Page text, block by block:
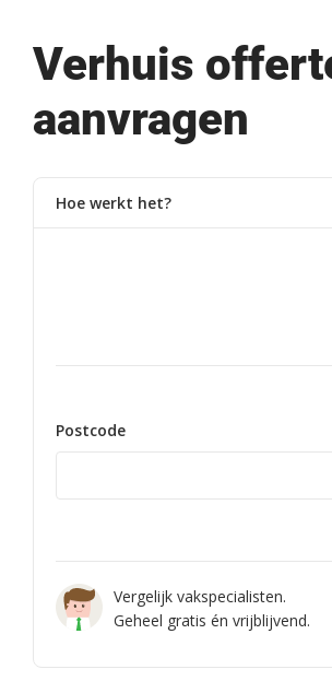
Verhuis
aanvragen